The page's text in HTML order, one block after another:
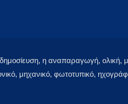
η αναπαραγωγή, ολική,
μηχανικό, φωτοτυπικό,